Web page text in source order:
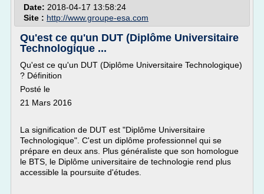
Date: 2018-04-17 13:58:24
Site : http://www.groupe-esa.com
Qu'est ce qu'un DUT (Diplôme Universitaire
Technologique ...
Qu'est ce qu'un DUT (Diplôme Universitaire Technologique)
? Définition
Posté le
21 Mars 2016
La signification de DUT est "Diplôme Universitaire
Technologique". C'est un diplôme professionnel qui se
prépare en deux ans. Plus généraliste que son homologue
le BTS, le Diplôme universitaire de technologie rend plus
accessible la poursuite d'études.